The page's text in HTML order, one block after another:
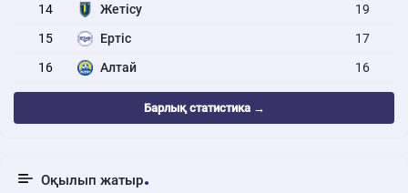
14
Жетісу
19
15
Ертіс
17
16
Алтай 16
Барлық статистика →
Оқылып жатыр